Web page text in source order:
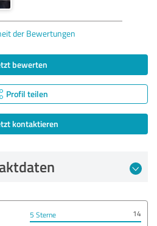
der Bewertungen
bewerten
Profil teilen
kontaktieren
5 Sterne
14